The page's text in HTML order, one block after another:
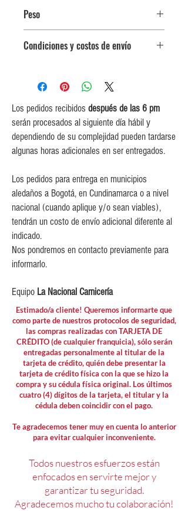
Peso
Porciones de 2 kg.
Condiciones y costos de envío
iguales o mayores a $350,000.
$5,000 para pedidos entre
$150,000 y $349,999.
$10,000 para pedidos entre
$80,000 y $149,999.
$15,000 para pedidos menores de
$80,000
Los pedidos recibidos después de las 6 pm
serán procesados al siguiente día hábil y
dependiendo de su complejidad pueden tardarse
algunas horas adicionales en ser entregados.
Los pedidos para entrega en municipios
aledaños a Bogotá, en Cundinamarca o a nivel
nacional (cuando aplique y/o sean viables),
tendrán un costo de envío adicional diferente al
indicado.
Nos pondremos en contacto previamente para
informarlo.
Equipo La Nacional Carnicería
Estimado/a cliente! Queremos informarte que
como parte de nuestros protocolos de seguridad,
las compras realizadas con TARJETA DE
CRÉDITO (de cualquier franquicia), sólo serán
entregadas personalmente al titular de la
tarjeta de crédito, quién debe presentar la
tarjeta de crédito física con la que se hizo la
compra y su cédula física original. Los últimos
cuatro (4) dígitos de la tarjeta, el titular y la
cédula deben coincidir con el pago.
Te agradecemos tener muy en cuenta lo anterior
para evitar cualquier inconveniente.
Todos nuestros esfuerzos están
enfocados en servirte mejor y
garantizar tu seguridad.
Agradecemos mucho tu colaboración!